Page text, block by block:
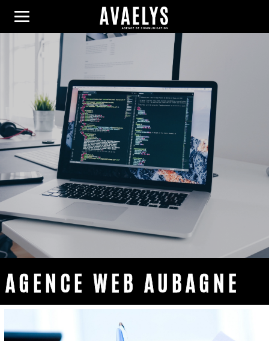
AGENCE WEB AUBAGNE